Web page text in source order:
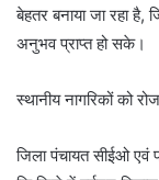
बेहतर बनाया जा रहा है,
अनुभव प्राप्त हो सके।
स्थानीय नागरिकों को
जिला पंचायत सीईओ एवं